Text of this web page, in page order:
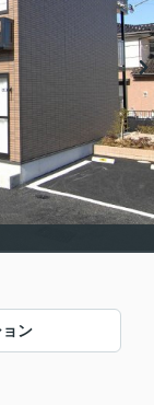
ン